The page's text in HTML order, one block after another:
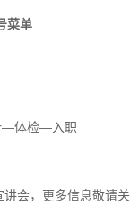
菜单
—体检—入职
会，更多信息敬请关